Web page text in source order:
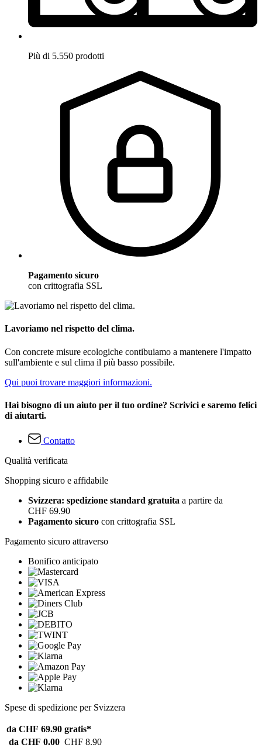
Più di 5.550 prodotti
Pagamento sicuro
con crittografia SSL
Lavoriamo nel rispetto del clima.
Con concrete misure ecologiche contibuiamo a mantenere l'impatto
sull'ambiente e sul clima il più basso possibile.
Qui puoi trovare maggiori informazioni.
Hai bisogno di un aiuto per il tuo ordine? Scrivici e saremo felici
di aiutarti.
Contatto
Qualità verificata
Shopping sicuro e affidabile
Svizzera: spedizione standard gratuita a partire da
CHF 69.90
Pagamento sicuro con crittografia SSL
Pagamento sicuro attraverso
Bonifico anticipato
Spese di spedizione per Svizzera
da CHF 69.90 gratis*
da CHF 0.00 CHF 8.90